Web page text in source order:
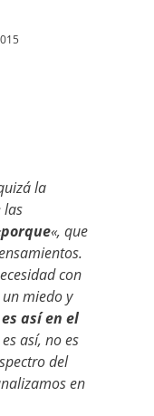
la
las
porque«, que
con
miedo y
así en el
así, no es
del
en